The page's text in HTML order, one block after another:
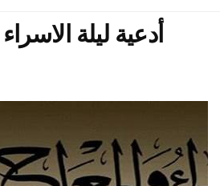
أدعية ليلة